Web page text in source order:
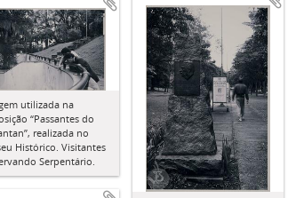
utilizada na
“Passantes do
realizada no
Histórico. Visitantes
Serpentário.